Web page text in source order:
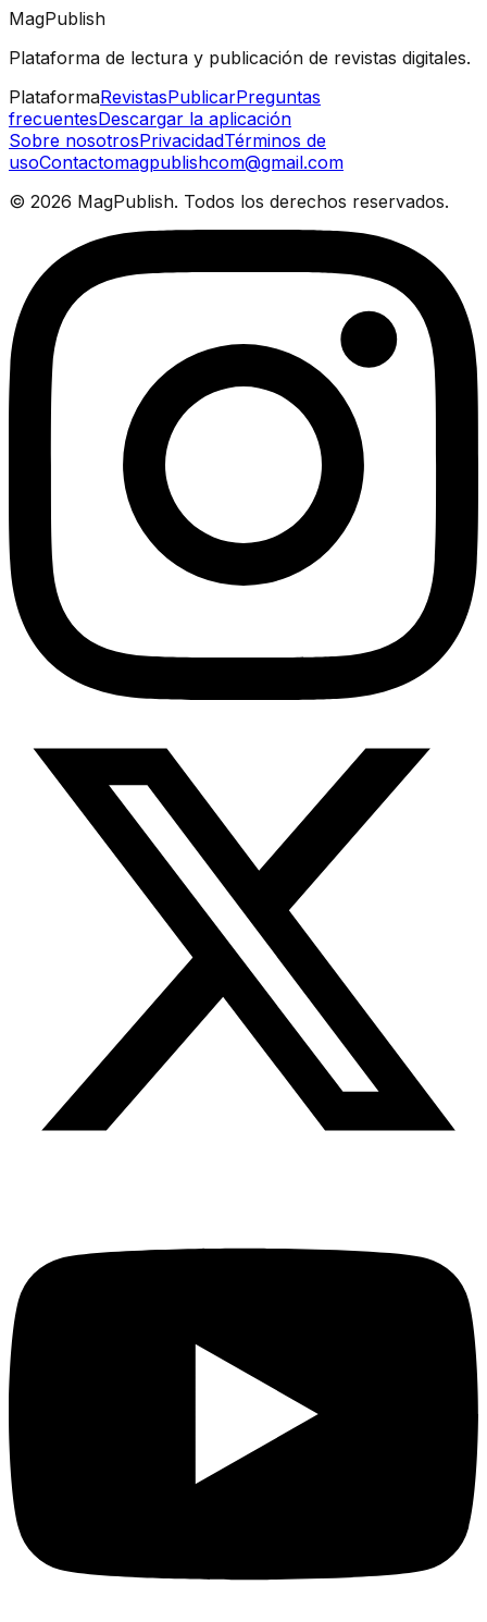
MagPublish
Plataforma de lectura y publicación de revistas digitales.
PlataformaRevistasPublicarPreguntas
frecuentesDescargar la aplicación
Sobre nosotrosPrivacidadTérminos de
usoContactomagpublishcom@gmail.com
© 2026 MagPublish. Todos los derechos reservados.